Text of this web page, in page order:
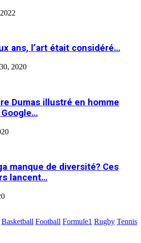
ans, l’art était considéré…
2020
Dumas illustré en homme
manque de diversité? Ces
lancent…
Basketball Football Formule1 Rugby Tennis